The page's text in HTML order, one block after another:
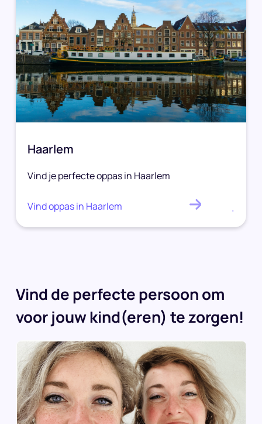
Haarlem
Vind je perfecte oppas in Haarlem
Vind oppas in Haarlem .
Vind de perfecte persoon om
voor jouw kind(eren) te zorgen!